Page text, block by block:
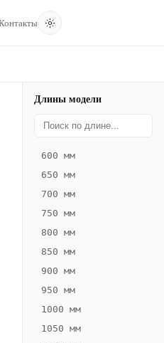
Длины модели
600 мм
650 мм
700 мм
750 мм
800 мм
850 мм
900 мм
950 мм
1000 мм
1050 мм